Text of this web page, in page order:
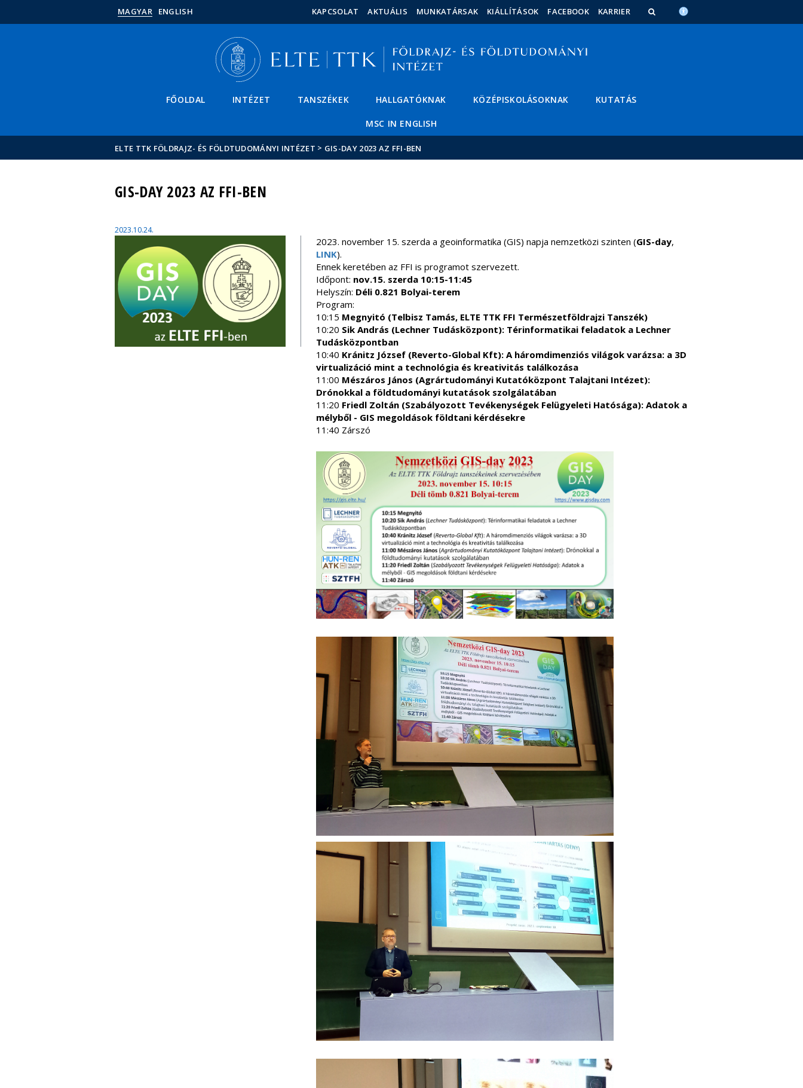
Hírek
Események
ELTE a
MAGYAR ENGLISH KAPCSOLAT AKTUÁLIS MUNKATÁRSAK KIÁLLÍTÁSOK FACEBOOK KARRIER
FŐOLDAL INTÉZET TANSZÉKEK HALLGATÓKNAK KÖZÉPISKOLÁSOKNAK KUTATÁS
MSC IN ENGLISH
ELTE TTK FÖLDRAJZ- ÉS FÖLDTUDOMÁNYI INTÉZET > GIS-DAY 2023 AZ FFI-BEN
GIS-DAY 2023 AZ FFI-BEN
2023.10.24.
2023. november 15. szerda a geoinformatika (GIS) napja nemzetközi szinten (GIS-day,
LINK).
Ennek keretében az FFI is programot szervezett.
Időpont: nov.15. szerda 10:15-11:45
Helyszín: Déli 0.821 Bolyai-terem
Program:
10:15 Megnyitó (Telbisz Tamás, ELTE TTK FFI Természetföldrajzi Tanszék)
10:20 Sik András (Lechner Tudásközpont): Térinformatikai feladatok a Lechner
Tudásközpontban
10:40 Kránitz József (Reverto-Global Kft): A háromdimenziós világok varázsa: a 3D
virtualizáció mint a technológia és kreativitás találkozása
11:00 Mészáros János (Agrártudományi Kutatóközpont Talajtani Intézet):
Drónokkal a földtudományi kutatások szolgálatában
11:20 Friedl Zoltán (Szabályozott Tevékenységek Felügyeleti Hatósága): Adatok a
mélyből - GIS megoldások földtani kérdésekre
11:40 Zárszó